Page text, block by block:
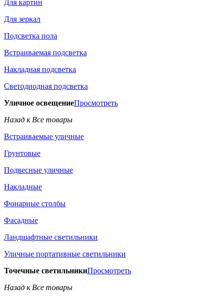
Для картин
Для зеркал
Подсветка пола
Встраиваемая подсветка
Накладная подсветка
Светодиодная подсветка
Уличное освещениеПросмотреть
Назад к Все товары
Встраиваемые уличные
Грунтовые
Подвесные уличные
Накладные
Фонарные столбы
Фасадные
Ландшафтные светильники
Уличные портативные светильники
Точечные светильникиПросмотреть
Назад к Все товары